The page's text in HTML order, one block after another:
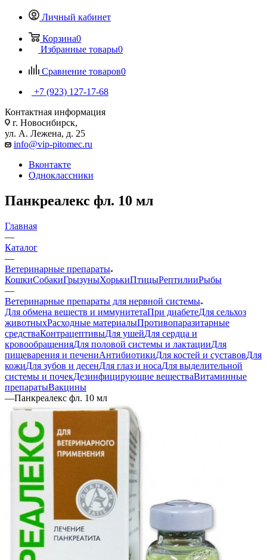
Личный кабинет
Корзина0
Избранные товары0
Сравнение товаров0
+7 (923) 127-17-68
Контактная информация
г. Новосибирск,
ул. А. Лежена, д. 25
info@vip-pitomec.ru
Вконтакте
Одноклассники
Панкреалекс фл. 10 мл
Главная
—
Каталог
—
Ветеринарные препараты
КошкиСобакиГрызуныХорькиПтицыРептилииРыбы
—
Ветеринарные препараты для нервной системы
Для обмена веществ и иммунитетаПри диабетеДля сельхоз
животныхРасходные материалыПротивопаразитарные
средстваКонтрацептивыДля ушейДля сердца и
кровообращенияДля половой системы и лактацииДля
пищеварения и печениАнтибиотикиДля костей и суставовДля
кожиДля зубов и десенДля глаз и носаДля выделительной
системы и почекДезинфицирующие веществаВитаминные
препаратыВакцины
—Панкреалекс фл. 10 мл